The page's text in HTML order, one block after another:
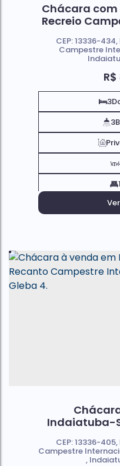
Chácara
Recreio
R$
CEP: 13336-434,
Campestre
3
3
1
Indaiatuba-
CEP: 13336-405,
Campestre
,